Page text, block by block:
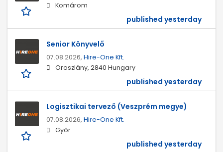
Komárom
published yesterday
Senior Könyvelő
07.08.2026, Hire-One Kft.
Oroszlány, 2840 Hungary
published yesterday
Logisztikai tervező (Veszprém megye)
07.08.2026, Hire-One Kft.
Győr
published yesterday